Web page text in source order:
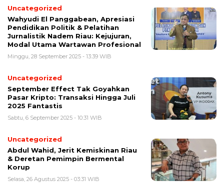
Uncategorized
Wahyudi El Panggabean, Apresiasi
Pendidikan Politik & Pelatihan
Jurnalistik Nadem Riau: Kejujuran,
Modal Utama Wartawan Profesional
Minggu, 28 September 2025 - 13:39 WIB
Uncategorized
September Effect Tak Goyahkan
Pasar Kripto: Transaksi Hingga Juli
2025 Fantastis
Sabtu, 6 September 2025 - 10:31 WIB
Uncategorized
Abdul Wahid, Jerit Kemiskinan Riau
& Deretan Pemimpin Bermental
Korup
Selasa, 26 Agustus 2025 - 03:31 WIB